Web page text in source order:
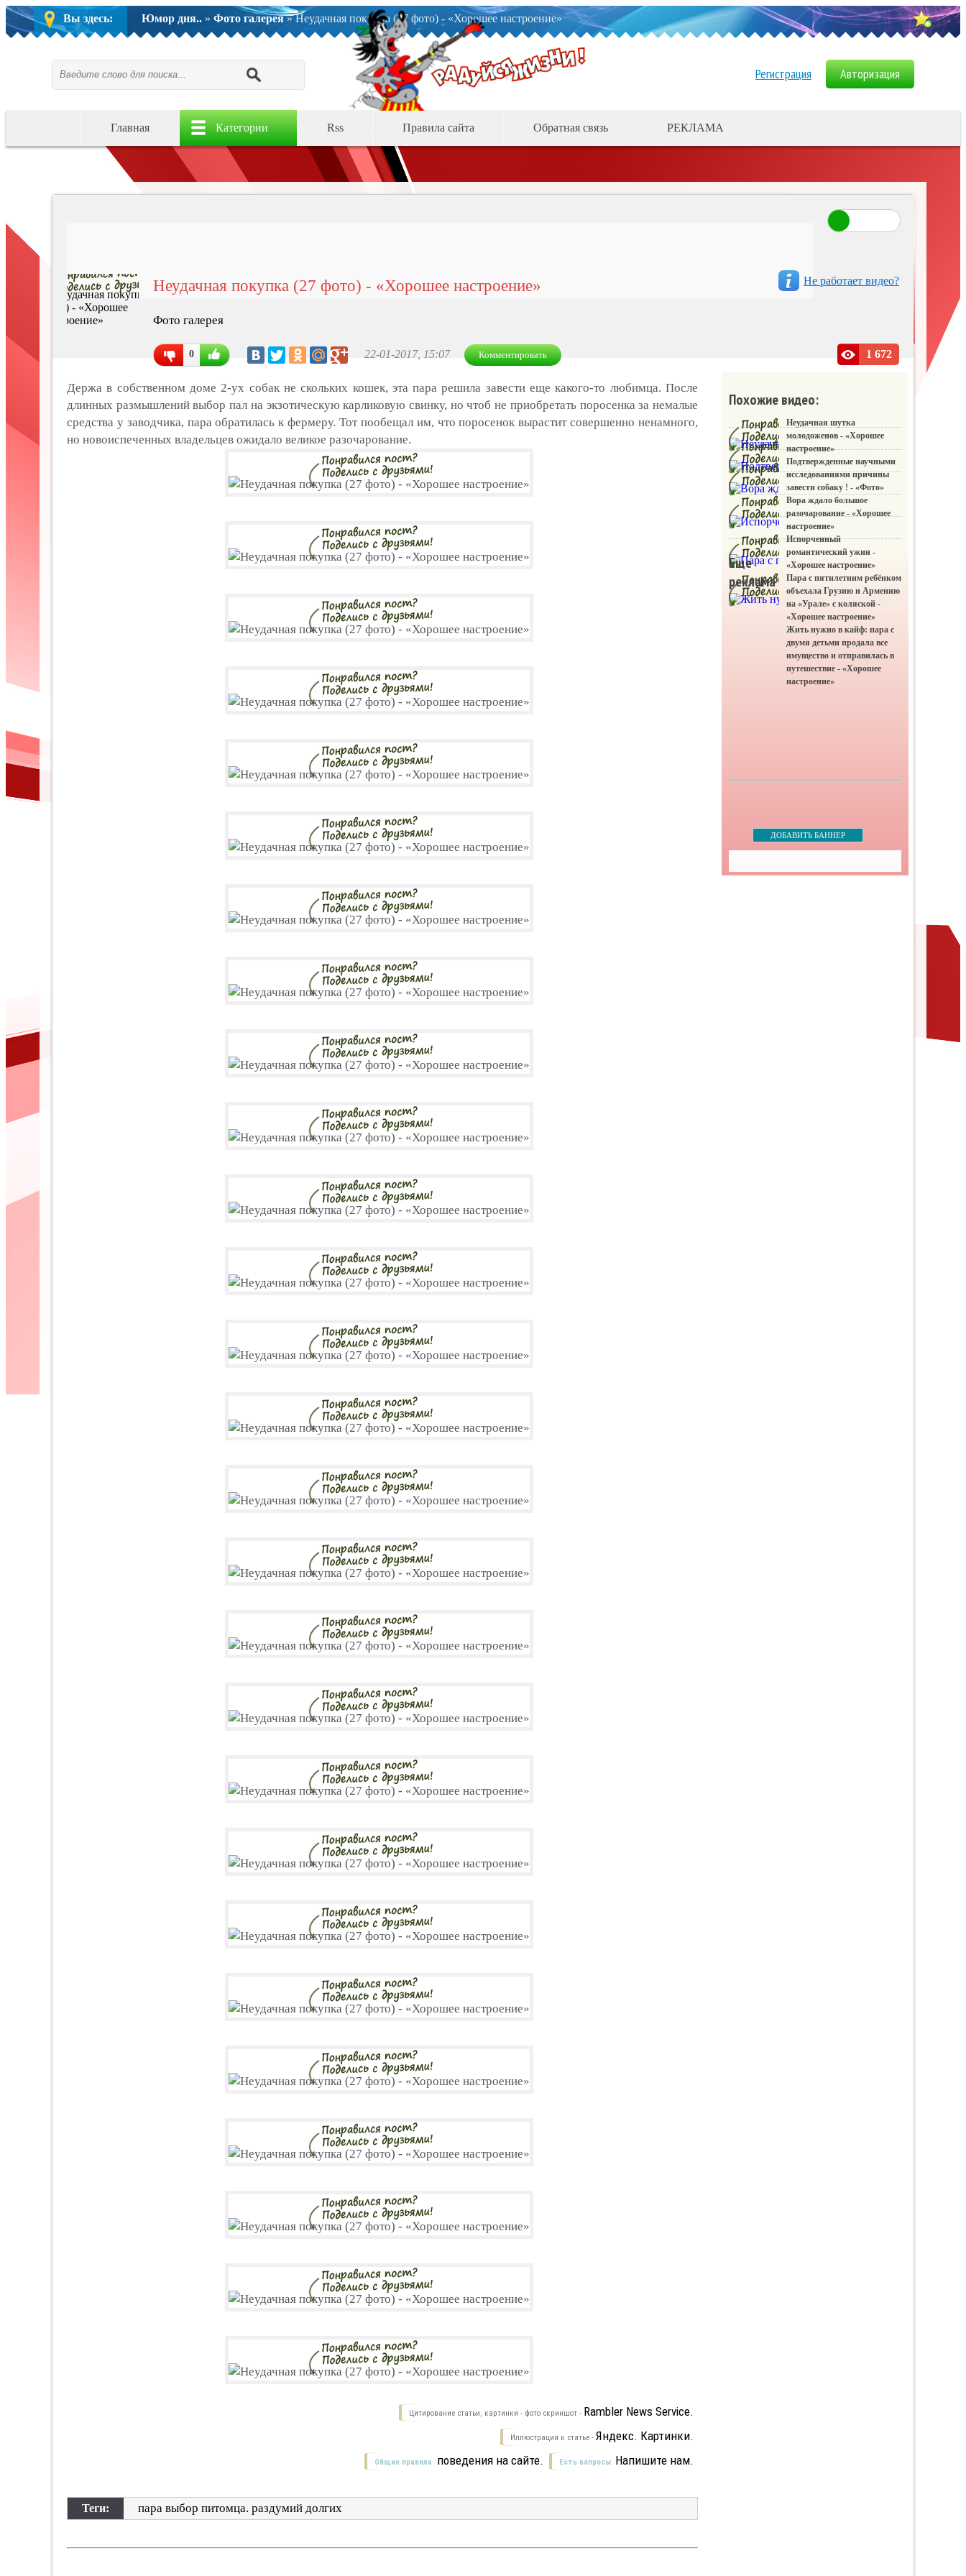
Вы здесь: Юмор дня.. » Фото галерея» Неудачная покупка (27 фото) - «Хорошее настроение»
Авторизация
Регистрация
Главная Категории Rss Правила сайта Обратная связь РЕКЛАМА
Картинки с юмором и приколами для
хорошего настроения. - «Фото
адекватный юмор, который можн -
«Фото приколы»
Неудачная покупка (27 фото) - «Хорошее настроение»
Фото галерея
0 22-01-2017, 15:07 Комментировать 1 672
Не работает видео?
Держа в собственном доме 2-ух собак не скольких кошек, эта пара решила завести еще какого-то любимца. После
длинных размышлений выбор пал на экзотическую карликовую свинку, но чтоб не приобретать поросенка за немалые
средства у заводчика, пара обратилась к фермеру. Тот пообещал им, что поросенок вырастит совершенно ненамного,
но новоиспеченных владельцев ожидало великое разочарование.
Цитирование статьи, картинки - фото скриншот - Rambler News Service.
Иллюстрация к статье - Яндекс. Картинки.
Есть вопросы. Напишите нам.
Общие правила поведения на сайте.
Теги: пара выбор питомца. раздумий долгих
Похожие видео:
Неудачная шутка
молодоженов - «Хорошее
настроение»
Подтвержденные научными
исследованиями причины
завести собаку ! - «Фото»
Вора ждало большое
разочарование - «Хорошее
настроение»
Испорченный
романтический ужин -
«Хорошее настроение»
Пара с пятилетним ребёнком
объехала Грузию и Армению
на «Урале» с коляской -
«Хорошее настроение»
Жить нужно в кайф: пара с
двумя детьми продала все
имущество и отправилась в
путешествие - «Хорошее
настроение»
Еще
реклама
ДОБАВИТЬ БАННЕР